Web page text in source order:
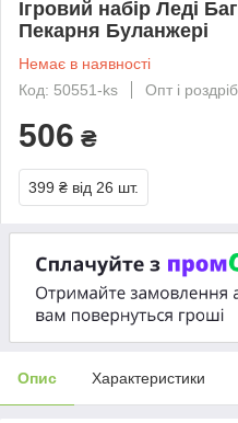
Ігровий набір Леді
Пекарня Буланжері
Немає в наявності
Код: 50551-ks
Опт і роздріб
506 ₴
399 ₴ від 26 шт.
Опис Характеристики